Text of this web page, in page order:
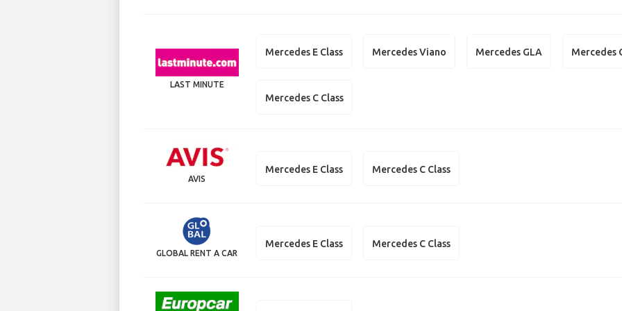
LAST MINUTE
Mercedes E Class Mercedes Viano Mercedes GLA Mercedes
Mercedes C Class
AVIS
Mercedes E Class Mercedes C Class
GLOBAL RENT A CAR
Mercedes E Class Mercedes C Class